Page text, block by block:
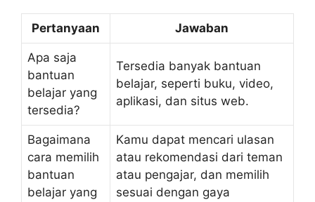
Pertanyaan Jawaban
Apa saja
bantuan
belajar yang
tersedia?
Tersedia banyak bantuan
belajar, seperti buku, video,
aplikasi, dan situs web.
Bagaimana
cara memilih
bantuan
belajar yang
Kamu dapat mencari ulasan
atau rekomendasi dari teman
atau pengajar, dan memilih
sesuai dengan gaya